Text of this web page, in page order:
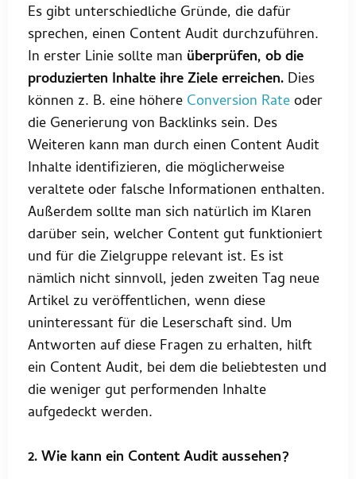
Es gibt unterschiedliche Gründe, die dafür
sprechen, einen Content Audit durchzuführen.
In erster Linie sollte man überprüfen, ob die
produzierten Inhalte ihre Ziele erreichen. Dies
können z. B. eine höhere Conversion Rateoder
die Generierung von Backlinks sein. Des
Weiteren kann man durch einen Content Audit
Inhalte identifizieren, die möglicherweise
veraltete oder falsche Informationen enthalten.
Außerdem sollte man sich natürlich im Klaren
darüber sein, welcher Content gut funktioniert
und für die Zielgruppe relevant ist. Es ist
nämlich nicht sinnvoll, jeden zweiten Tag neue
Artikel zu veröffentlichen, wenn diese
uninteressant für die Leserschaft sind. Um
Antworten auf diese Fragen zu erhalten, hilft
ein Content Audit, bei dem die beliebtesten und
die weniger gut performenden Inhalte
aufgedeckt werden.
2. Wie kann ein Content Audit aussehen?